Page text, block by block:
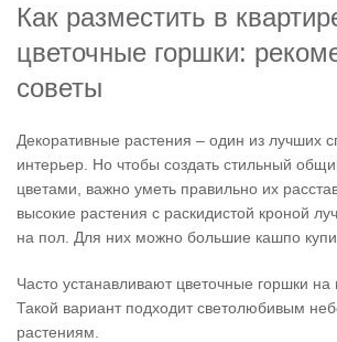
Как разместить в
цветочные горшки:
советы
Декоративные растения – один из лучших
интерьер. Но чтобы создать стильный
цветами, важно уметь правильно их
высокие растения с раскидистой кроной
на пол. Для них можно большие кашпо
Часто устанавливают цветочные горшки на
Такой вариант подходит светолюбивым
растениям.